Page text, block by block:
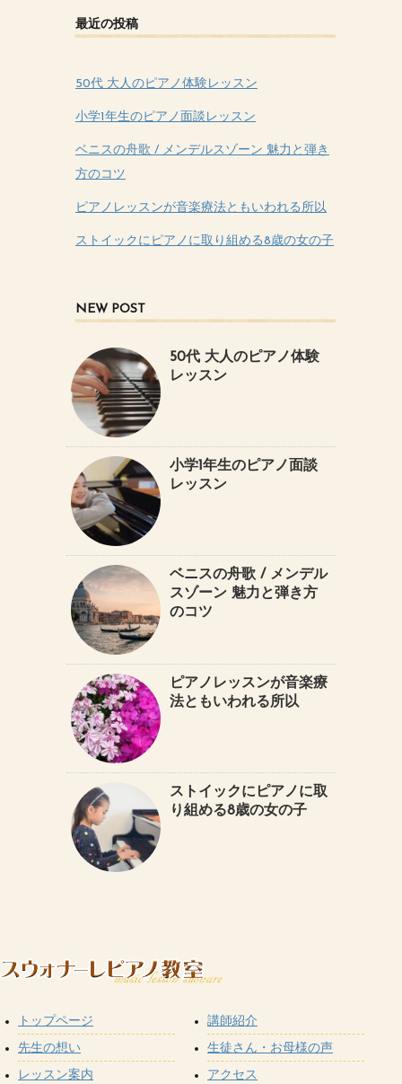
最近の投稿
50代 大人のピアノ体験レッスン
小学1年生のピアノ面談レッスン
ベニスの舟歌 / メンデルスゾーン 魅力と弾き
方のコツ
ピアノレッスンが音楽療法ともいわれる所以
ストイックにピアノに取り組める8歳の女の子
NEW POST
50代 大人のピアノ体験
レッスン
小学1年生のピアノ面談
レッスン
ベニスの舟歌 / メンデル
スゾーン 魅力と弾き方
のコツ
ピアノレッスンが音楽療
法ともいわれる所以
ストイックにピアノに取
り組める8歳の女の子
トップページ
先生の想い
レッスン案内
講師紹介
生徒さん・お母様の声
アクセス